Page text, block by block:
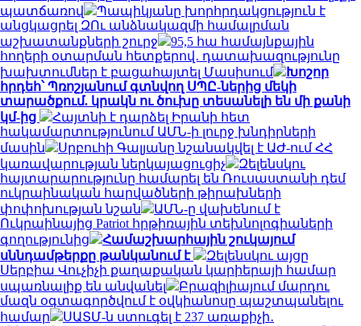
պատճառով
Պապիկյանը խորհրդակցություն է
անցկացրել ԶՈւ անձնակազմի համալրման
աշխատանքների շուրջ
95,5 հա համայնքային
հողերի օտարման հետքերով․ դատախազությունը
խախտումներ է բացահայտել Մասիսում
Խոշոր
հրդեհ՝ Պռոշյանում գտնվող ՍՊԸ-ներից մեկի
տարածքում. կրակն ու ծուխը տեսանելի են մի քանի
կմ-ից
Հայտնի է դարձել Իրանի հետ
հակամարտությունում ԱՄՆ-ի լուրջ խնդիրների
մասին
Սրբուհի Գալյանը նշանակվել է ԱԺ-ում ՀՀ
կառավարության ներկայացուցիչ
Զելենսկու
հայտարարությունը համարել են Ռուսաստանի դեմ
ուկրաինական հարվածների թիրախների
փոփոխության նշան
ԱՄՆ-ը վախենում է
Ուկրաինայից Patriot հրթիռային տեխնոլոգիաների
գողությունից
Համաշխարհային շուկայում
սննդամթերքը թանկանում է
Զելենսկու այցը
Սերբիա Վուչիչի քաղաքական կարիերայի համար
սպառնալիք են անվանել
Բրազիլիայում մարդու
մազն օգտագործվում է օվկիանոսը պաշտպանելու
համար
ՍԱՏՄ-ն ստուգել է 237 առաքիչի․